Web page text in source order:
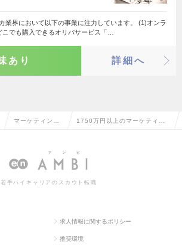
業界において以下の事業に注力しています。 (1)オンラ
でも購入できるオリパサービス「…
あり 詳細へ
マーケティング
bプランナー
1750万円以上のマーケティン
の転職・求人情報一覧
若手ハイキャリアのスカウト転職
求人情報に関するポリシー
推奨環境